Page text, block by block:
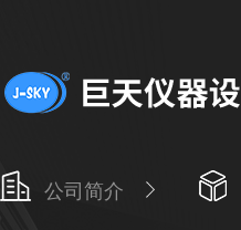
公司简介